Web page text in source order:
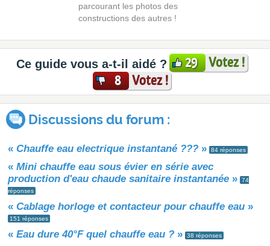
parcourant les photos des
constructions des autres !
Ce guide vous a-t-il aidé ? 29 Votez !
8 Votez !
Discussions du forum :
« Chauffe eau electrique instantané ??? » 84 réponses
« Mini chauffe eau sous évier en série avec
production d'eau chaude sanitaire instantanée »
74
réponses
« Cablage horloge et contacteur pour chauffe eau »
151 réponses
« Eau dure 40°F quel chauffe eau ? » 38 réponses